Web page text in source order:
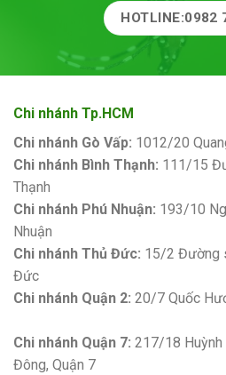
HOTLINE:0982
Chi nhánh Tp.HCM
Chi nhánh Gò Vấp: 1012/20
Chi nhánh Bình Thạnh: 111/15
Thạnh
Chi nhánh Phú Nhuận: 193/10
Nhuận
Chi nhánh Thủ Đức: 15/2 Đường
Đức
Chi nhánh Quận 2: 20/7 Quốc
Chi nhánh Quận 7: 217/18 Huỳnh
Đông, Quận 7